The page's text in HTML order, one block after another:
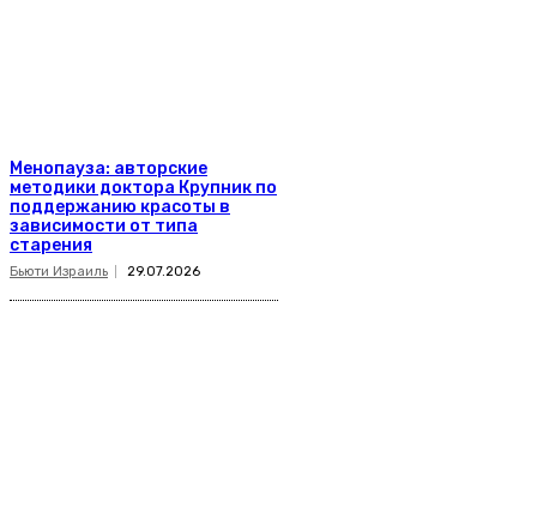
Менопауза: авторские
методики доктора Крупник по
поддержанию красоты в
зависимости от типа
старения
Бьюти Израиль 29.07.2026